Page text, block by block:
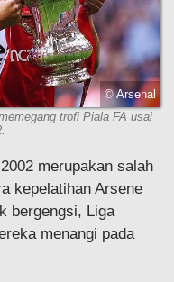
© Arsenal
trofi Piala FA usai
merupakan salah
kepelatihan Arsene
bergengsi, Liga
menangi pada